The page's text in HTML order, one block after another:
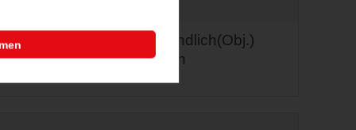
behindertenfreundlich(Obj.)
wanderfreundlich